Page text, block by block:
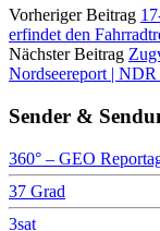
Vorheriger Beitrag
erfindet den
Nächster Beitrag
Nordseereport |
Sender &
360° – GEO
37 Grad
3sat